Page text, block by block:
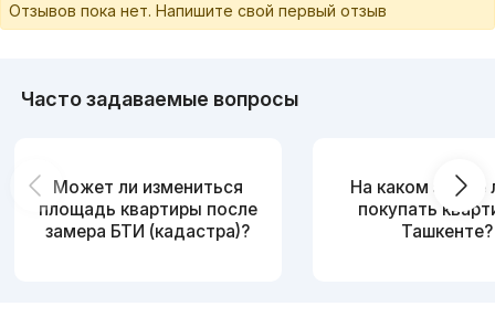
Отзывов пока нет. Напишите свой первый отзыв
Часто задаваемые вопросы
Может ли измениться
площадь квартиры после
замера БТИ (кадастра)?
На каком этаже
покупать
Ташкенте?